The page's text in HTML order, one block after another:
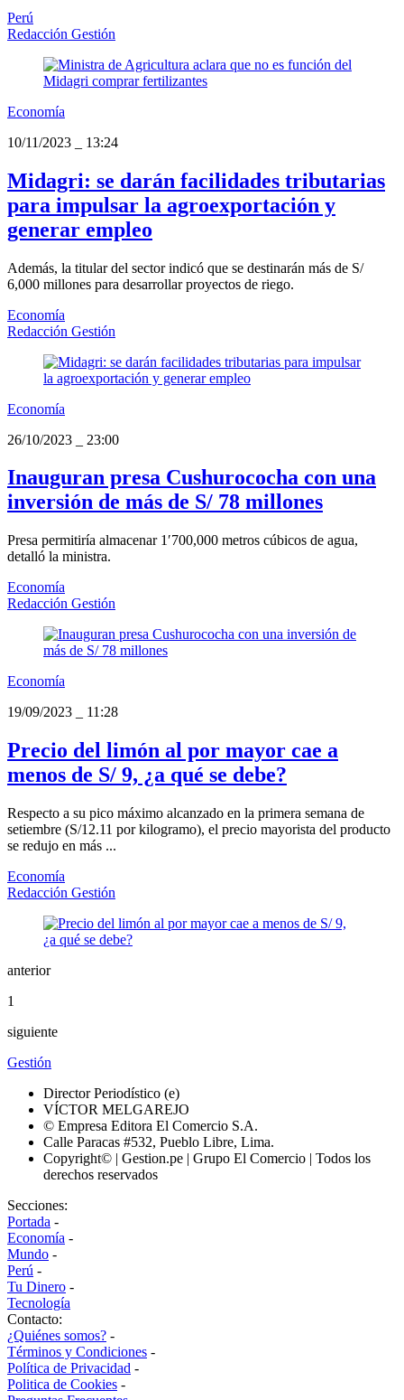
Perú
Redacción Gestión
Economía
10/11/2023
13:24
Midagri: se darán facilidades tributarias
para impulsar la agroexportación y
generar empleo
Además, la titular del sector indicó que se destinarán más de S/
6,000 millones para desarrollar proyectos de riego.
Economía
Redacción Gestión
Economía
26/10/2023
23:00
Inauguran presa Cushurococha con una
inversión de más de S/ 78 millones
Presa permitiría almacenar 1′700,000 metros cúbicos de agua,
detalló la ministra.
Economía
Redacción Gestión
Economía
19/09/2023
11:28
Precio del limón al por mayor cae a
menos de S/ 9, ¿a qué se debe?
Respecto a su pico máximo alcanzado en la primera semana de
setiembre (S/12.11 por kilogramo), el precio mayorista del producto
se redujo en más ...
Economía
Redacción Gestión
anterior
1
siguiente
Gestión
Director Periodístico (e)
VÍCTOR MELGAREJO
© Empresa Editora El Comercio S.A.
Calle Paracas #532, Pueblo Libre, Lima.
Copyright© | Gestion.pe | Grupo El Comercio | Todos los
derechos reservados
Secciones:
Portada -
Economía -
Mundo -
Perú -
Tu Dinero -
Tecnología
Contacto:
¿Quiénes somos? -
Términos y Condiciones -
Política de Privacidad -
Politica de Cookies -